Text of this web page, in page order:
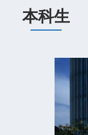
本科生